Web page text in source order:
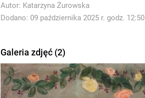
Autor: Katarzyna Żurowska
Dodano: 09 października 2025 r. godz. 12:50
Galeria zdjęć (2)